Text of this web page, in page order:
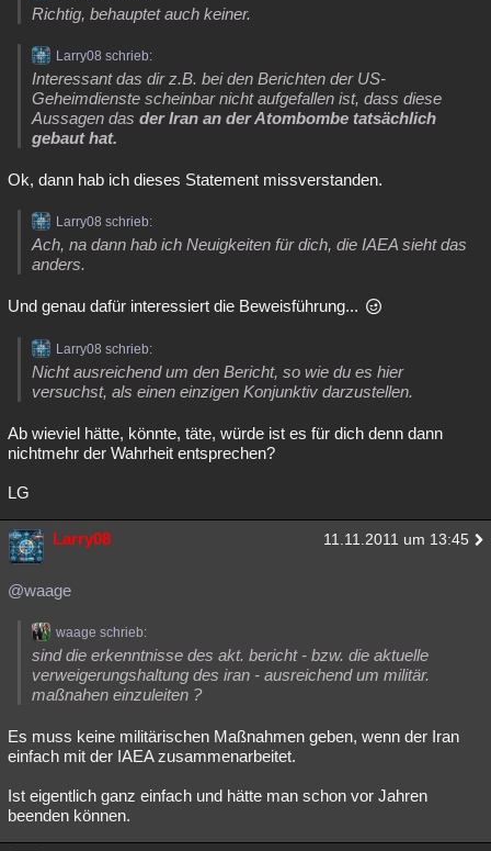
Richtig, behauptet auch keiner.
Larry08 schrieb:
Interessant das dir z.B. bei den Berichten der US-
Geheimdienste scheinbar nicht aufgefallen ist, dass diese
Aussagen das der Iran an der Atombombe tatsächlich
gebaut hat.
Ok, dann hab ich dieses Statement missverstanden.
Larry08 schrieb:
Ach, na dann hab ich Neuigkeiten für dich, die IAEA sieht das
anders.
Und genau dafür interessiert die Beweisführung...
Larry08 schrieb:
Nicht ausreichend um den Bericht, so wie du es hier
versuchst, als einen einzigen Konjunktiv darzustellen.
Ab wieviel hätte, könnte, täte, würde ist es für dich denn dann
nichtmehr der Wahrheit entsprechen?
LG
Larry08 11.11.2011 um 13:45
@waage
waage schrieb:
sind die erkenntnisse des akt. bericht - bzw. die aktuelle
verweigerungshaltung des iran - ausreichend um militär.
maßnahen einzuleiten ?
Es muss keine militärischen Maßnahmen geben, wenn der Iran
einfach mit der IAEA zusammenarbeitet.
Ist eigentlich ganz einfach und hätte man schon vor Jahren
beenden können.